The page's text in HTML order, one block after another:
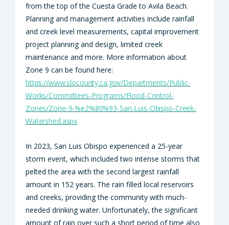
from the top of the Cuesta Grade to Avila Beach.
Planning and management activities include rainfall
and creek level measurements, capital improvement
project planning and design, limited creek
maintenance and more. More information about
Zone 9 can be found here:
https://www.slocounty.ca.gov/Departments/Public-
Works/Committees-Programs/Flood-Control-
Zones/Zone-9-%e2%80%93-San-Luis-Obispo-Creek-
Watershed.aspx
In 2023, San Luis Obispo experienced a 25-year
storm event, which included two intense storms that
pelted the area with the second largest rainfall
amount in 152 years. The rain filled local reservoirs
and creeks, providing the community with much-
needed drinking water. Unfortunately, the significant
amount of rain over such a short period of time also